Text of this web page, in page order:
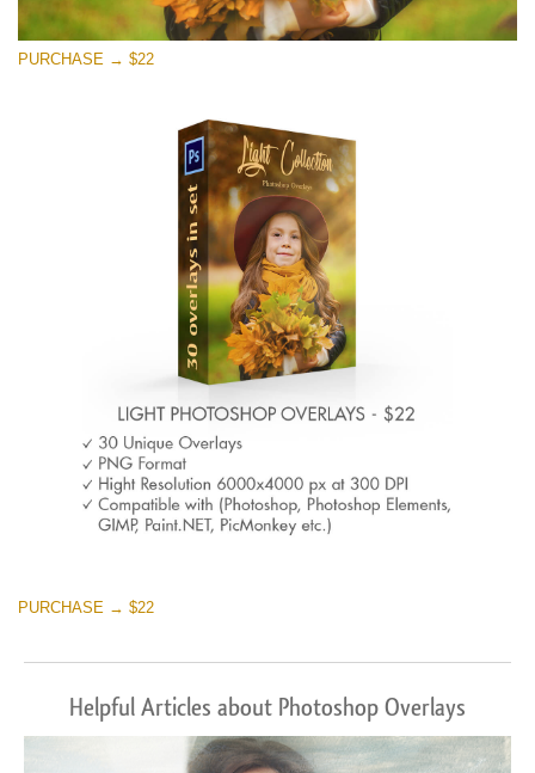
PURCHASE → $22
PURCHASE → $22
Helpful Articles about Photoshop Overlays